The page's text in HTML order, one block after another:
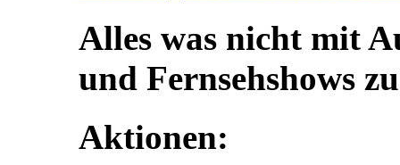
Alles was nicht mit
und Fernsehshows
Aktionen: